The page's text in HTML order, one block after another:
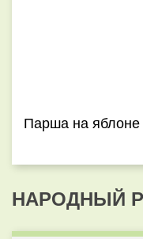
Парша на яблоне
НАРОДНЫЙ